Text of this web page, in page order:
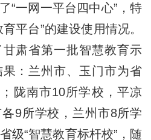
“一网一平台四中心”，特
平台”的建设使用情况。
肃省第一批智慧教育示
：兰州市、玉门市为省
陇南市10所学校，平凉
9所学校，兰州市8所学
级“智慧教育标杆校”，随